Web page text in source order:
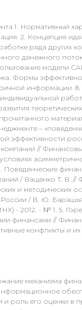
1. Нормативный
2. Концепция
ряда других
денежного
модели
Формы
информации. 8.
–
эффективности
//
/ Ващенко Т. В.
и методических
/ В. Ю.
- 2012. - № 1. 5.
финансами //
конфликты и
механизма
и роль его оценки в